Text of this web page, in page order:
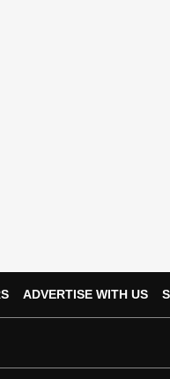
ADVERTISE WITH US